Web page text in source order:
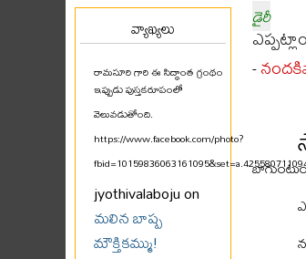
వ్యాఖ్యలు
రామసూరి గారి ఈ సిద్ధాంత గ్రంథం
ఇప్పుడు పుస్తకరూపంలో
వెలువడుతోంది.
https://www.facebook.com/photo?
jyothivalaboju on
మలిన బాష్ప
మౌక్తికమ్ము!
డైరీ
-